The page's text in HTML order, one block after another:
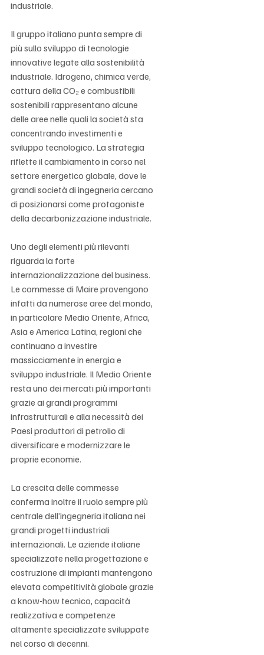
industriale.
Il gruppo italiano punta sempre di
più sullo sviluppo di tecnologie
innovative legate alla sostenibilità
industriale. Idrogeno, chimica verde,
cattura della CO₂ e combustibili
sostenibili rappresentano alcune
delle aree nelle quali la società sta
concentrando investimenti e
sviluppo tecnologico. La strategia
riflette il cambiamento in corso nel
settore energetico globale, dove le
grandi società di ingegneria cercano
di posizionarsi come protagoniste
della decarbonizzazione industriale.
Uno degli elementi più rilevanti
riguarda la forte
internazionalizzazione del business.
Le commesse di Maire provengono
infatti da numerose aree del mondo,
in particolare Medio Oriente, Africa,
Asia e America Latina, regioni che
continuano a investire
massicciamente in energia e
sviluppo industriale. Il Medio Oriente
resta uno dei mercati più importanti
grazie ai grandi programmi
infrastrutturali e alla necessità dei
Paesi produttori di petrolio di
diversificare e modernizzare le
proprie economie.
La crescita delle commesse
conferma inoltre il ruolo sempre più
centrale dell’ingegneria italiana nei
grandi progetti industriali
internazionali. Le aziende italiane
specializzate nella progettazione e
costruzione di impianti mantengono
elevata competitività globale grazie
a know-how tecnico, capacità
realizzativa e competenze
altamente specializzate sviluppate
nel corso di decenni.